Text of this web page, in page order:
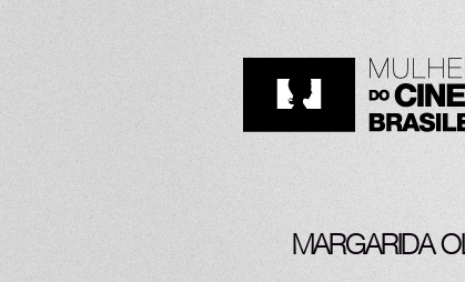
MARGARIDA